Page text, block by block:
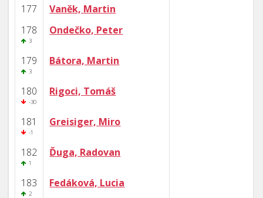
177
Vaněk, Martin
178
3
Ondečko, Peter
179
3
Bátora, Martin
180
-30
Rigoci, Tomáš
181
-1
Greisiger, Miro
182
1
Ďuga, Radovan
183
2
Fedáková, Lucia